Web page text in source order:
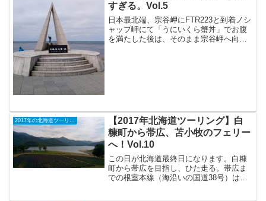
すぎる。Vol.5
日本最北端、宗谷岬にFTR223と到着ノシ
ャップ岬にて「うにいくら蟹丼」でお腹
を満たした後は、そのまま宗谷岬へ向か
2017年の北海道ツーリング
【2017年北海道ツーリング】白
糠町から帯広、苫小牧のフェリー
へ！Vol.10
この日が北海道最終日になります。白糠
町から帯広を目指し、ひた走る。帯広ま
での根室本線（海沿いの国道38号）はず